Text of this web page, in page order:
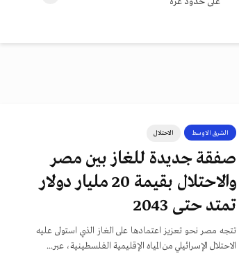
الشرق الاوسط الاحتلال
صفقة جديدة للغاز بين مصر
والاحتلال بقيمة 20 مليار دولار
تمتد حتى 2043
تتجه مصر نحو تعزيز اعتمادها على الغاز الذي استولى عليه
الاحتلال الإسرائيلي من المياه الإقليمية الفلسطينية٬ عبر...